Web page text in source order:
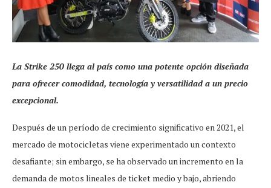
La Strike 250 llega al país como una potente opción diseñada
para ofrecer comodidad, tecnología y versatilidad a un precio
excepcional.
Después de un período de crecimiento significativo en 2021, el
mercado de motocicletas viene experimentado un contexto
desafiante; sin embargo, se ha observado un incremento en la
demanda de motos lineales de ticket medio y bajo, abriendo